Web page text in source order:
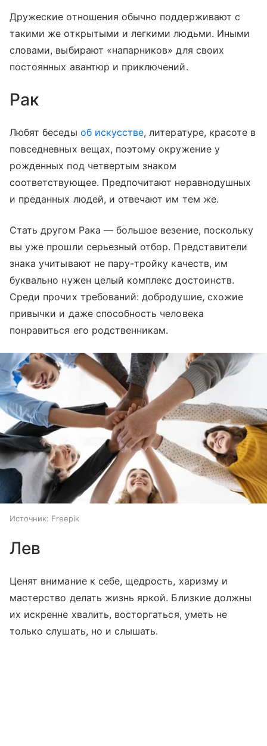
Дружеские отношения обычно поддерживают с
такими же открытыми и легкими людьми. Иными
словами, выбирают «напарников» для своих
постоянных авантюр и приключений.
Рак
Любят беседы об искусстве, литературе, красоте в
повседневных вещах, поэтому окружение у
рожденных под четвертым знаком
соответствующее. Предпочитают неравнодушных
и преданных людей, и отвечают им тем же.
Стать другом Рака — большое везение, поскольку
вы уже прошли серьезный отбор. Представители
знака учитывают не пару-тройку качеств, им
буквально нужен целый комплекс достоинств.
Среди прочих требований: добродушие, схожие
привычки и даже способность человека
понравиться его родственникам.
Источник: Freepik
Лев
Ценят внимание к себе, щедрость, харизму и
мастерство делать жизнь яркой. Близкие должны
их искренне хвалить, восторгаться, уметь не
только слушать, но и слышать.